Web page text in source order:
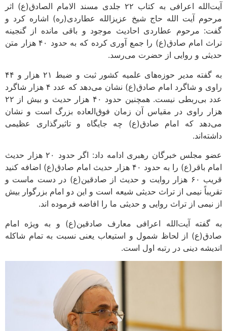
آیت‌الله اعرافی به کتاب ۲۲ جلدی مسند الامام الصادق(ع) اثر
مرحوم آیت الله حاج شیخ عزیزالله عطاردی(ره) اشاره کرد و
گفت: مرحوم عطاردی احادیث موجود و باقی مانده از گنجینه
تراث امام صادق(ع) را جمع آوری کرده که به حدود ۴۰ هزار متن
حدیثی و روایی از حضرت می‌رسد.
به گفته مدیر حوزه‌های علمیه کشور ثبت و ضبط ۲۱ هزار و ۴۴
راوی و شاگرد امام صادق(ع) نشان می‌دهد که عدد ۴ هزار شاگرد
عدد بی‌ربطی نیست. همچنین حدود ۴۰ هزار حدیث و بیش از ۲۲
هزار راوی در مقیاس آن زمان فوق‌العاده بزرگ است و نشان
می‌دهد که امام صادق(ع) چه جایگاه و تاثیرگذاری عظیمی
داشته‌اند.
عضو مجلس خبرگان رهبری ادامه داد: اگر حدود ۲۰ هزار حدیث
امام باقر(ع) را به حدود ۴۰ هزار حدیث امام صادق(ع) اضافه کنید
قریب ۶۰ هزار روایت و حدیث از صادقین(ع) در دست ماست و
تقریباً نیمی از تراث حدیثی شیعه است و این دو امام بزرگوار بیش
از نیمی از تراث روایی و حدیثی ما را افاضه فرموده اند.
به گفته آیت‌الله اعرافی معارف صادقین(ع) و به ویژه امام
صادق(ع) از لحاظ شمول و استیعاب یعنی نسبت به تمام شاکله
اندیشه دینی در رتبه اول است.